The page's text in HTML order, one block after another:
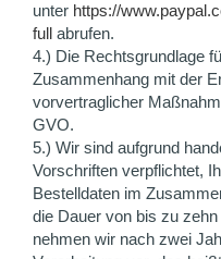
unter https://
full abrufen.
4.) Die Rechtsgrundlage
Zusammenhang mit der
vorvertraglicher
GVO.
5.) Wir sind aufgrund
Vorschriften verpflichtet,
Bestelldaten im
die Dauer von bis zu
nehmen wir nach zwei